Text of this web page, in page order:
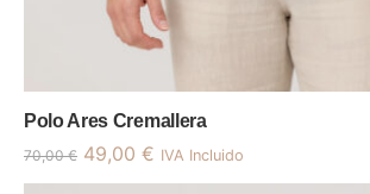
Polo Ares Cremallera
70,00€ 49,00 € IVA Incluido